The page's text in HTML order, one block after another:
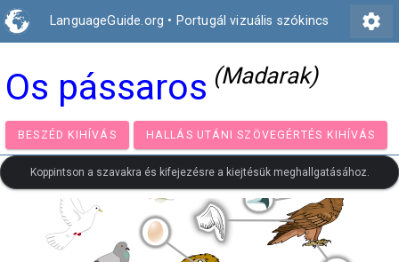
LanguageGuide.org • Portugál vizuális szókincs settings
Os pássaros (Madarak)
BESZÉD KIHÍVÁS HALLÁS UTÁNI SZÖVEGÉRTÉS
Koppintson a szavakra és kifejezésre a kiejtésük meghallgatásához.